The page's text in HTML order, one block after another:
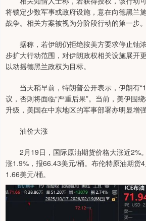
将锁定少数军事或政府设施，意在向德黑兰
战争。相关方案被视为分阶段行动的第一步。
据称，若伊朗仍拒绝按美方要求停止铀
步扩大行动范围，对伊朗政权相关设施展开
以动摇德黑兰政权为目标。
当天稍早前，特朗普公开表示，伊朗有
议，否则将面临“严重后果”。当前，美伊围
升级，美国在中东地区的军事部署亦明显增强
油价大涨
2月19日，国际原油期货价格大涨近2%
涨1.9%，报66.43美元/桶。布伦特原油期货
1.66美元/桶。